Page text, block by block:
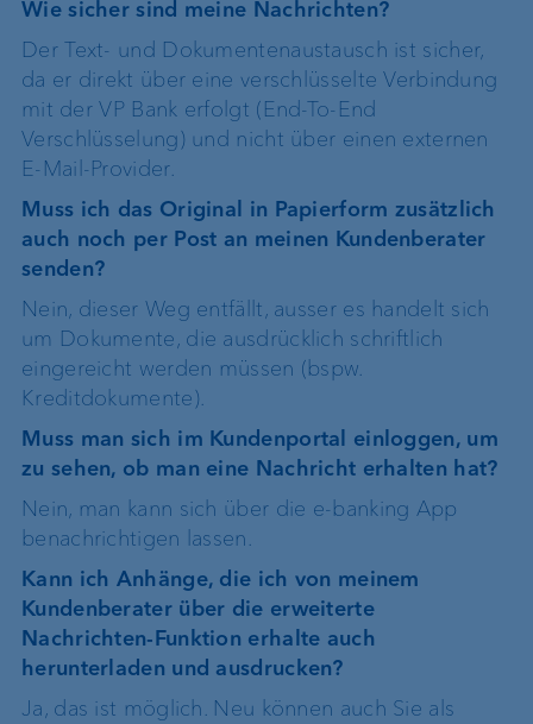
Wie sicher sind meine Nachrichten?
Der Text- und Dokumentenaustausch ist sicher,
da er direkt über eine verschlüsselte Verbindung
mit der VP Bank erfolgt (End-To-End
Verschlüsselung) und nicht über einen externen
E-Mail-Provider.
Muss ich das Original in Papierform zusätzlich
auch noch per Post an meinen Kundenberater
senden?
Nein, dieser Weg entfällt, ausser es handelt sich
um Dokumente, die ausdrücklich schriftlich
eingereicht werden müssen (bspw.
Kreditdokumente).
Muss man sich im Kundenportal einloggen, um
zu sehen, ob man eine Nachricht erhalten hat?
Nein, man kann sich über die e-banking App
benachrichtigen lassen.
Kann ich Anhänge, die ich von meinem
Kundenberater über die erweiterte
Nachrichten-Funktion erhalte auch
herunterladen und ausdrucken?
Ja, das ist möglich. Neu können auch Sie als